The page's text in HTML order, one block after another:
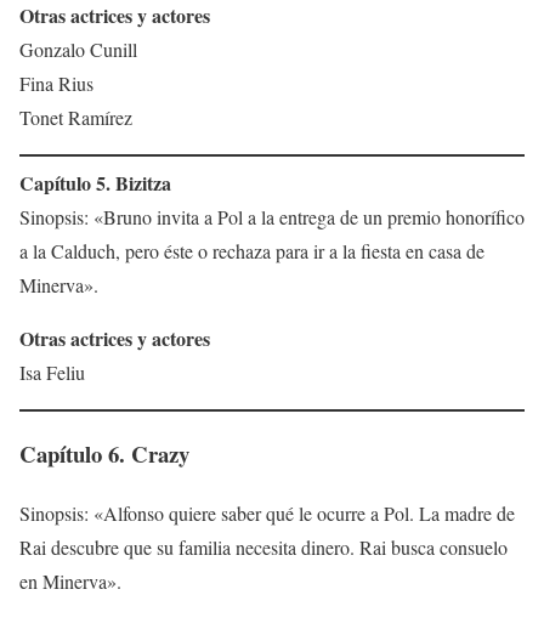
Otras actrices y actores
Gonzalo Cunill
Fina Rius
Tonet Ramírez
Capítulo 5. Bizitza
Sinopsis: «Bruno invita a Pol a la entrega de un premio honorífico
a la Calduch, pero éste o rechaza para ir a la fiesta en casa de
Minerva».
Otras actrices y actores
Isa Feliu
Capítulo 6. Crazy
Sinopsis: «Alfonso quiere saber qué le ocurre a Pol. La madre de
Rai descubre que su familia necesita dinero. Rai busca consuelo
en Minerva».